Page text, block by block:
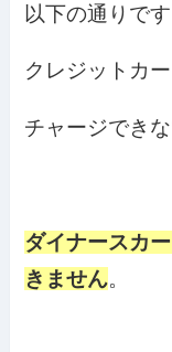
以下の通りです
クレジットカ
チャージでき
ダイナースカ
きません。